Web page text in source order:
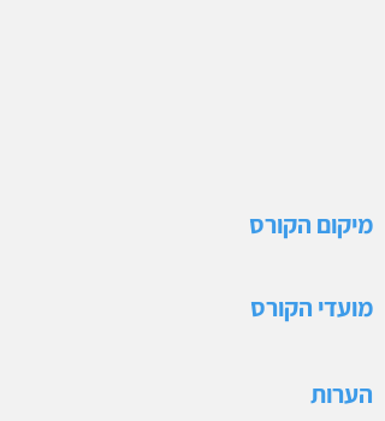
מיקום הקורס
מועדי הקורס
הערות